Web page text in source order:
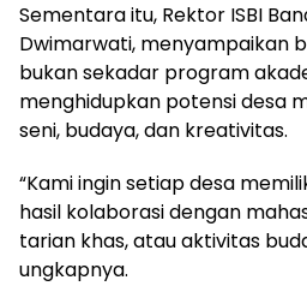
Sementara itu, Rektor ISBI
Dwimarwati, menyampaikan
bukan sekadar program
menghidupkan potensi desa
seni, budaya, dan kreativitas.
“Kami ingin setiap desa
hasil kolaborasi dengan
tarian khas, atau aktivitas
ungkapnya.